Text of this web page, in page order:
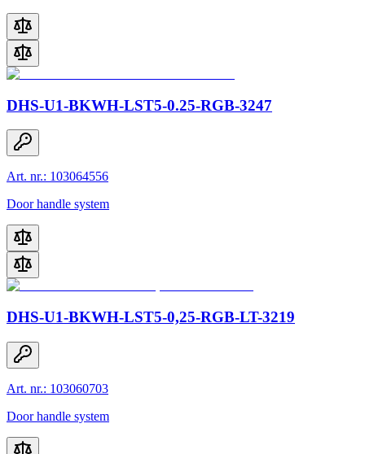
DHS-U1-BKWH-LST5-0.25-RGB-3247
Art. nr.: 103064556
Door handle system
DHS-U1-BKWH-LST5-0,25-RGB-LT-3219
Art. nr.: 103060703
Door handle system